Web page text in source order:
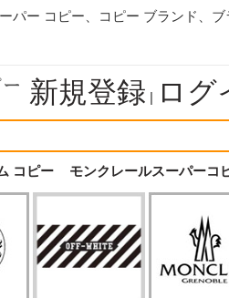
パー コピー、コピー ブランド、 ブ
新規登録 | ログ
コピー モンクレールスーパーコ